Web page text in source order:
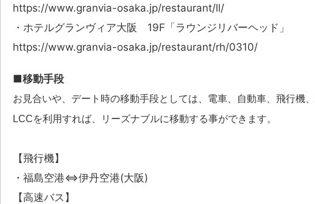
https://www.granvia-osaka.jp/restaurant/ll/
・ホテルグランヴィア大阪 19F「ラウンジリバーヘッド」
https://www.granvia-osaka.jp/restaurant/rh/0310/
■移動手段
お見合いや、デート時の移動手段としては、電車、自動車、飛行機
LCCを利用すれば、リーズナブルに移動する事ができます。
【飛行機】
・福島空港⇔伊丹空港(大阪)
【高速バス】